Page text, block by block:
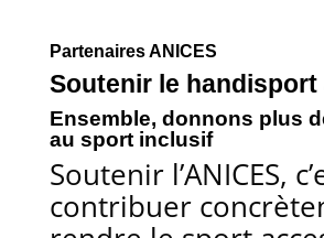
Partenaires ANICES
Soutenir le handisport
Ensemble, donnons plus
au sport inclusif
Soutenir l’ANICES,
contribuer